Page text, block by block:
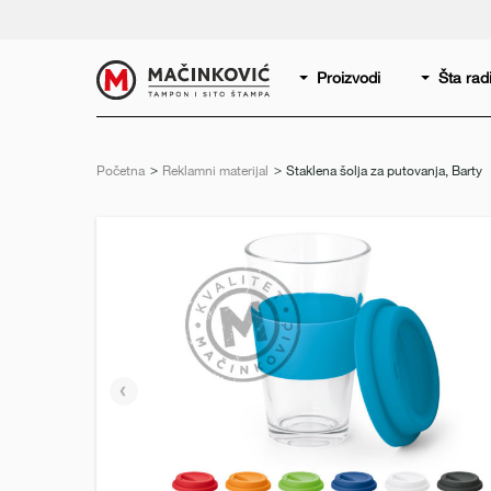
Proizvodi Šta
Početna Reklamni materijal Trenutno:
Staklena šolja za putovanja, Barty
Prethodni